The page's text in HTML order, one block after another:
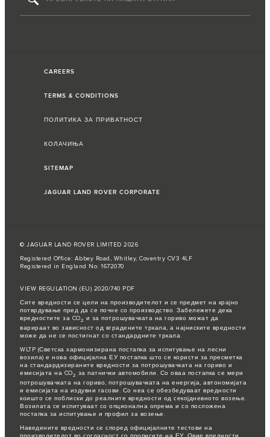
CAREERS
TERMS & CONDITIONS
ПОЛИТИКА ЗА ПРИВАТНОСТ
КОЛАЧИЊА
SITEMAP
JAGUAR LAND ROVER CORPORATE
© JAGUAR LAND ROVER LIMITED 2026
Registered Office: Abbey Road, Whitley, Coventry CV3 4LF
Registered in England No: 1672070
VIEW REGULATION (EU) 2020/740 PDF
Сите вредности се цели на производителот и се предмет на крајно
потврдување пред да се почне со производство. Забележете дека
вредностите за CO2 и за потрошувачката на гориво можат да
варираат во зависност од вградените тркала, а најниските вредности
може да не се постигнат со стандардните тркала.
WLTP (Светска хармонизирана постапка за испитување на лесни
возила) е нова официјална ЕУ постапка што се користи за пресметка
на стандардизираните вредности за потрошувачката на гориво и
емисијата на CO2 за патнички автомобили. Со оваа постапка се мери
потрошувачката на гориво, потрошувачката на енергија, автономијата
и емисијата на издувни гасови. Со неа се обезбедуваат вредности
коишто се поблиски до реалните вредности од секојдневното возење.
Возилата се испитуваат со опционална опрема и со посложена
постапка за испитување и профил за возење.
Наведените вредности се според официјалните тестови на